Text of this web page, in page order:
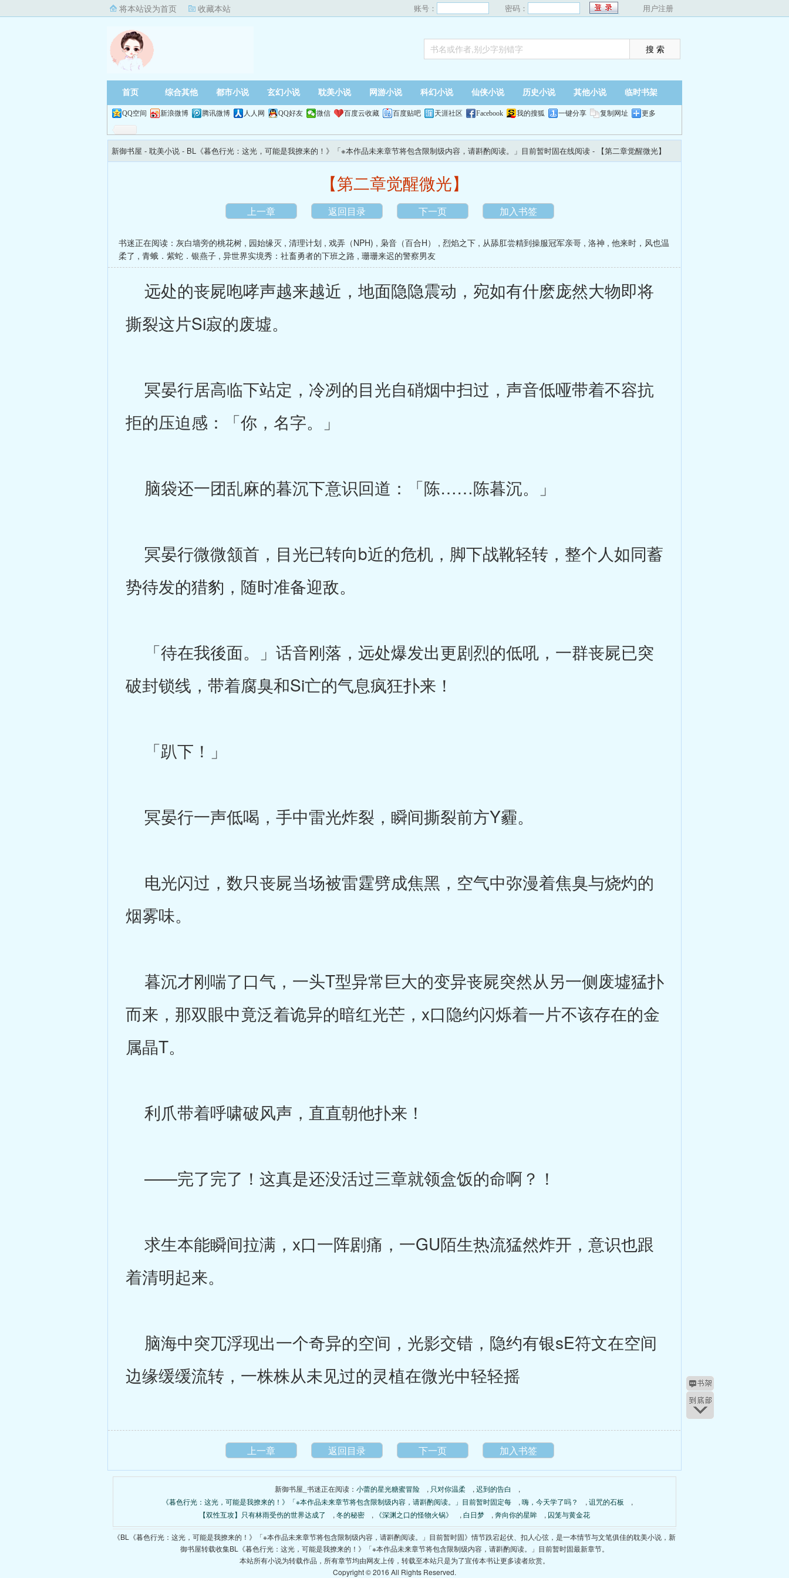
将本站设为首页 收藏本站 账号： 密码： 用户注册
首页 综合其他 都市小说 玄幻小说 耽美小说 网游小说 科幻小说 仙侠小说 历史小说 其他小说 临时书架
QQ空间 新浪微博 腾讯微博 人人网 QQ好友 微信 百度云收藏 百度贴吧 天涯社区 Facebook 我的搜狐 一键分享 复制网址 更多
新御书屋 - 耽美小说 - BL《暮色行光：这光，可能是我撩来的！》「※本作品未来章节将包含限制级内容，请斟酌阅读。」目前暂时固在线阅读 - 【第二章觉醒微光】
【第二章觉醒微光】
上一章 返回目录 下一页 加入书签
书迷正在阅读： 灰白墙旁的桃花树 , 园始缘灭 , 清理计划 , 戏弄（NPH) , 枭音（百合H） , 烈焰之下 , 从舔肛尝精到操服冠军亲哥 , 洛神 , 他来时，风也温
柔了 , 青蛾．紫蛇．银燕子 , 异世界实境秀：社畜勇者的下班之路 , 珊珊来迟的警察男友
远处的丧屍咆哮声越来越近，地面隐隐震动，宛如有什麽庞然大物即将
撕裂这片Si寂的废墟。
冥晏行居高临下站定，冷冽的目光自硝烟中扫过，声音低哑带着不容抗
拒的压迫感：「你，名字。」
脑袋还一团乱麻的暮沉下意识回道：「陈……陈暮沉。」
冥晏行微微颔首，目光已转向b近的危机，脚下战靴轻转，整个人如同蓄
势待发的猎豹，随时准备迎敌。
「待在我後面。」话音刚落，远处爆发出更剧烈的低吼，一群丧屍已突
破封锁线，带着腐臭和Si亡的气息疯狂扑来！
「趴下！」
冥晏行一声低喝，手中雷光炸裂，瞬间撕裂前方Y霾。
电光闪过，数只丧屍当场被雷霆劈成焦黑，空气中弥漫着焦臭与烧灼的
烟雾味。
暮沉才刚喘了口气，一头T型异常巨大的变异丧屍突然从另一侧废墟猛扑
而来，那双眼中竟泛着诡异的暗红光芒，x口隐约闪烁着一片不该存在的金
属晶T。
利爪带着呼啸破风声，直直朝他扑来！
——完了完了！这真是还没活过三章就领盒饭的命啊？！
求生本能瞬间拉满，x口一阵剧痛，一GU陌生热流猛然炸开，意识也跟
着清明起来。
脑海中突兀浮现出一个奇异的空间，光影交错，隐约有银sE符文在空间
边缘缓缓流转，一株株从未见过的灵植在微光中轻轻摇
上一章 返回目录 下一页 加入书签
新御书屋_书迷正在阅读： 小蕾的星光糖蜜冒险 , 只对你温柔 , 迟到的告白
,
《暮色行光：这光，可能是我撩来的！》「※本作品未来章节将包含限制级内容，请斟酌阅读。」目前暂时固定每
, 嗨，今天学了吗？ , 诅咒的石板
,
【双性互攻】只有林雨受伤的世界达成了
, 冬的秘密 , 《深渊之口的怪物火锅》 , 白日梦 , 奔向你的星眸 , 囚笼与黄金花
《BL《暮色行光：这光，可能是我撩来的！》「※本作品未来章节将包含限制级内容，请斟酌阅读。」目前暂时固》情节跌宕起伏、扣人心弦，是一本情节与文笔俱佳的耽美小说，新
御书屋转载收集BL《暮色行光：这光，可能是我撩来的！》「※本作品未来章节将包含限制级内容，请斟酌阅读。」目前暂时固最新章节。
本站所有小说为转载作品，所有章节均由网友上传，转载至本站只是为了宣传本书让更多读者欣赏。
Copyright © 2016 All Rights Reserved.